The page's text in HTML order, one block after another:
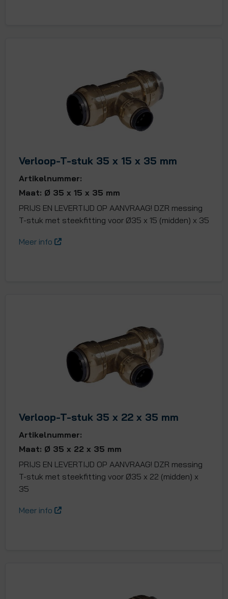
Verloop-T-stuk 35 x 15 x 35 mm
Artikelnummer:
Maat: Ø 35 x 15 x 35 mm
PRIJS EN LEVERTIJD OP AANVRAAG! DZR messing
T-stuk met steekfitting voor Ø35 x 15 (midden) x 35
Meer info
Verloop-T-stuk 35 x 22 x 35 mm
Artikelnummer:
Maat: Ø 35 x 22 x 35 mm
PRIJS EN LEVERTIJD OP AANVRAAG! DZR messing
T-stuk met steekfitting voor Ø35 x 22 (midden) x
35
Meer info